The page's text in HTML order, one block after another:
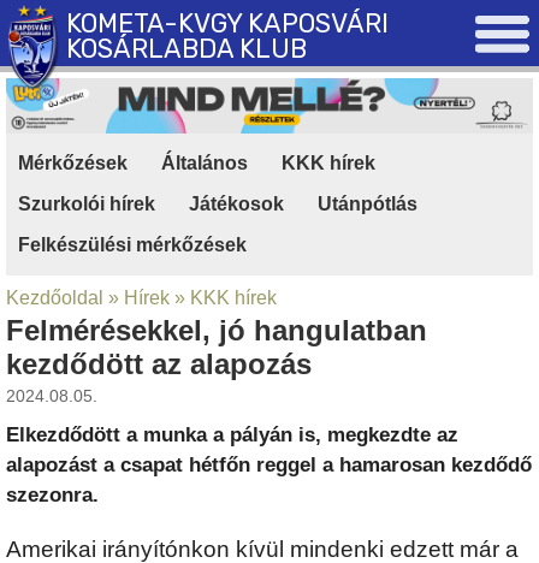
KOMETA-KVGY KAPOSVÁRI
KOSÁRLABDA KLUB
Mérkőzések Általános KKK hírek
Szurkolói hírek
Játékosok Utánpótlás
Felkészülési mérkőzések
Kezdőoldal » Hírek » KKK hírek
Felmérésekkel, jó hangulatban
kezdődött az alapozás
2024.08.05.
Elkezdődött a munka a pályán is, megkezdte az
alapozást a csapat hétfőn reggel a hamarosan kezdődő
szezonra.
Amerikai irányítónkon kívül mindenki edzett már a